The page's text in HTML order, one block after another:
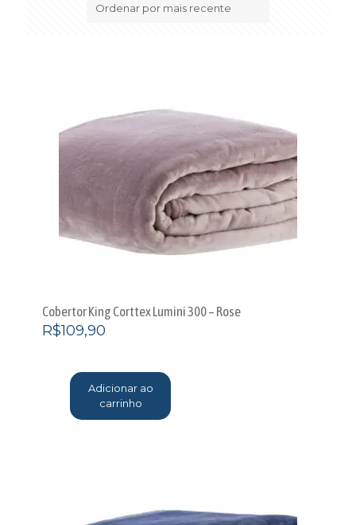
Cobertor King Corttex Lumini 300 – Rose
R$109,90
Adicionar ao
carrinho